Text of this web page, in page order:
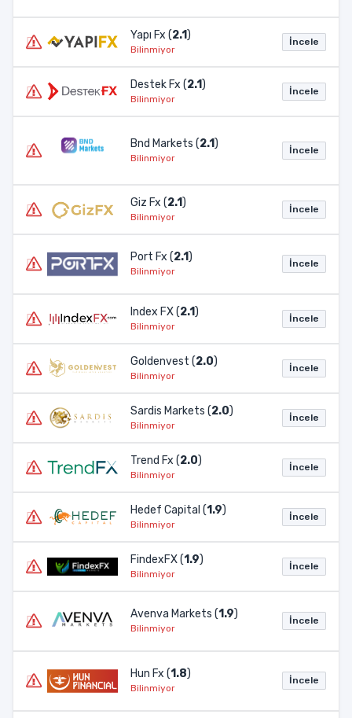
Yapı Fx (2.1)
Bilinmiyor
İncele
Destek Fx (2.1)
Bilinmiyor
İncele
Bnd Markets (2.1)
Bilinmiyor
İncele
Giz Fx (2.1)
Bilinmiyor
İncele
Port Fx (2.1)
Bilinmiyor
İncele
Index FX (2.1)
Bilinmiyor
İncele
Goldenvest (2.0)
Bilinmiyor
İncele
Sardis Markets (2.0)
Bilinmiyor
İncele
Trend Fx (2.0)
Bilinmiyor
İncele
Hedef Capital (1.9)
Bilinmiyor
İncele
FindexFX (1.9)
Bilinmiyor
İncele
Avenva Markets (1.9)
Bilinmiyor
İncele
Hun Fx (1.8)
Bilinmiyor
İncele